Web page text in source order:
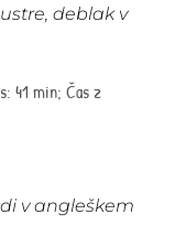
deblak v
41 min; Čas z
v angleškem